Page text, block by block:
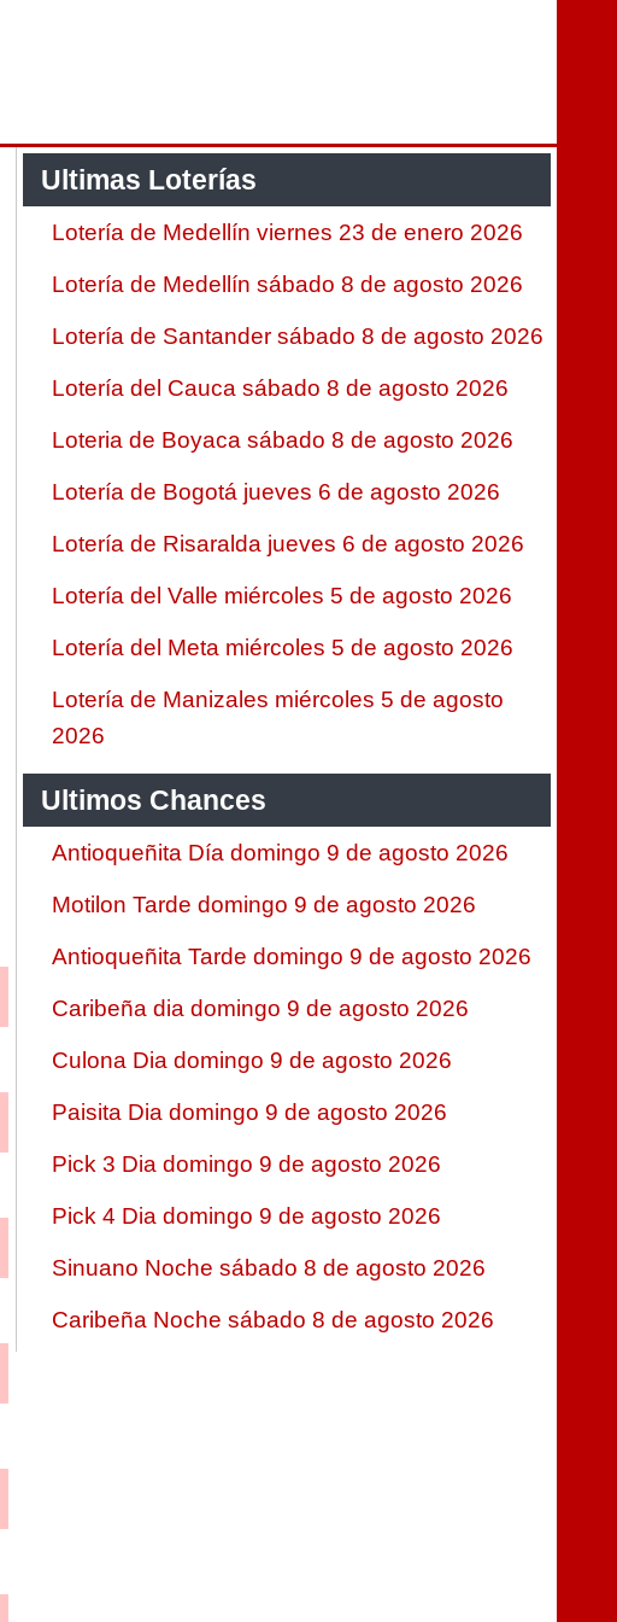
Ultimas Loterías
Lotería de Medellín viernes 23 de enero 2026
Lotería de Medellín sábado 8 de agosto 2026
Lotería de Santander sábado 8 de agosto 2026
Lotería del Cauca sábado 8 de agosto 2026
Loteria de Boyaca sábado 8 de agosto 2026
Lotería de Bogotá jueves 6 de agosto 2026
Lotería de Risaralda jueves 6 de agosto 2026
Lotería del Valle miércoles 5 de agosto 2026
Lotería del Meta miércoles 5 de agosto 2026
Lotería de Manizales miércoles 5 de agosto
2026
Ultimos Chances
Antioqueñita Día domingo 9 de agosto 2026
Motilon Tarde domingo 9 de agosto 2026
Antioqueñita Tarde domingo 9 de agosto 2026
Caribeña dia domingo 9 de agosto 2026
Culona Dia domingo 9 de agosto 2026
Paisita Dia domingo 9 de agosto 2026
Pick 3 Dia domingo 9 de agosto 2026
Pick 4 Dia domingo 9 de agosto 2026
Sinuano Noche sábado 8 de agosto 2026
Caribeña Noche sábado 8 de agosto 2026